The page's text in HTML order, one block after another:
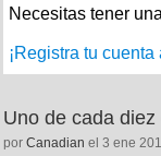
Necesitas tener
¡Registra tu cuenta
Uno de cada
por Canadian el 3 ene